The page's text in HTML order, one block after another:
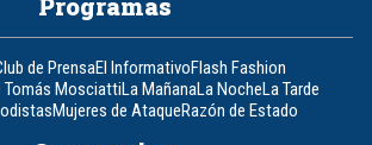
de PrensaEl InformativoFlash Fashion
Tomás MosciattiLa MañanaLa NocheLa Tarde
Mujeres de AtaqueRazón de Estado